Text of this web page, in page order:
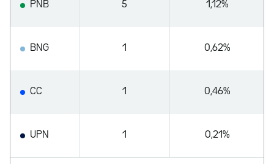
PNB 5 1,12%
BNG 1 0,62%
CC 1 0,46%
UPN 1 0,21%